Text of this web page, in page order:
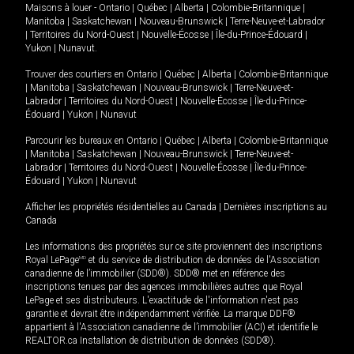
Maisons à louer - Ontario | Québec | Alberta | Colombie-Britannique |
Manitoba | Saskatchewan | Nouveau-Brunswick | Terre-Neuve-et-Labrador
| Territoires du Nord-Ouest | Nouvelle-Écosse | Île-du-Prince-Édouard |
Yukon | Nunavut
Trouver des courtiers en Ontario | Québec | Alberta | Colombie-Britannique
| Manitoba | Saskatchewan | Nouveau-Brunswick | Terre-Neuve-et-
Labrador | Territoires du Nord-Ouest | Nouvelle-Écosse | Île-du-Prince-
Édouard | Yukon | Nunavut
Parcourir les bureaux en Ontario | Québec | Alberta | Colombie-Britannique
| Manitoba | Saskatchewan | Nouveau-Brunswick | Terre-Neuve-et-
Labrador | Territoires du Nord-Ouest | Nouvelle-Écosse | Île-du-Prince-
Édouard | Yukon | Nunavut
Afficher les propriétés résidentielles au Canada | Dernières inscriptions au
Canada
Les informations des propriétés sur ce site proviennent des inscriptions
Royal LePageMD et du service de distribution de données de l'Association
canadienne de l’immobilier (SDD®). SDD® met en référence des
inscriptions tenues par des agences immobilières autres que Royal
LePage et ses distributeurs. L'exactitude de l'information n'est pas
garantie et devrait être indépendamment vérifiée. La marque DDF®
appartient à l'Association canadienne de l’immobilier (ACI) et identifie le
REALTOR.ca Installation de distribution de données (SDD®).